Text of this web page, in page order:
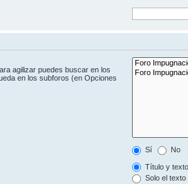
agilizar puedes buscar en los
en los subforos (en Opciones
Sí No
Título y
Solo el texto